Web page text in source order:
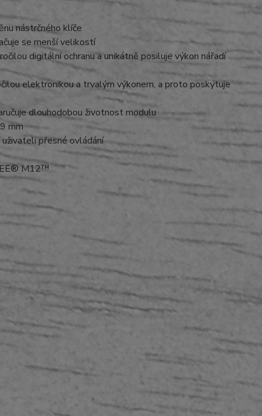
nástrčného klíče
se menší velikostí
digitální ochranu a unikátně posiluje výkon nářadí
elektronikou a trvalým výkonem, a proto poskytuje
dlouhodobou životnost modulu
mm
přesné ovládání
M12™